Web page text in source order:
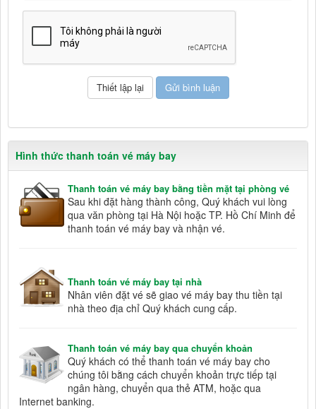
Hình thức thanh toán vé máy bay
Thanh toán vé máy bay bằng tiền mặt tại phòng vé
Sau khi đặt hàng thành công, Quý khách vui lòng
qua văn phòng tại Hà Nội hoặc TP. Hồ Chí Minh để
thanh toán vé máy bay và nhận vé.
Thanh toán vé máy bay tại nhà
Nhân viên đặt vé sẽ giao vé máy bay thu tiền tại
nhà theo địa chỉ Quý khách cung cấp.
Thanh toán vé máy bay qua chuyển khoản
Quý khách có thể thanh toán vé máy bay cho
chúng tôi bằng cách chuyển khoản trực tiếp tại
ngân hàng, chuyển qua thẻ ATM, hoặc qua
Internet banking.